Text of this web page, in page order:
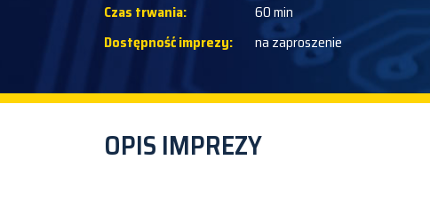
Czas trwania:
60 min
Dostępność imprezy:
na zaproszenie
OPIS IMPREZY